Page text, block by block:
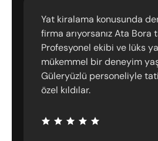
Yat kiralama konusunda
firma arıyorsanız Ata Bora
Profesyonel ekibi ve lüks
mükemmel bir deneyim
Güleryüzlü personeliyle
özel kıldılar.